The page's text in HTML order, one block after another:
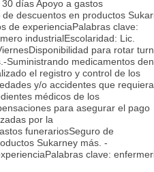
días Apoyo a gastos
descuentos en productos
de experienciaPalabras clave:
industrialEscolaridad: Lic.
para rotar
Suministrando medicamentos
el registro y control de los
y/o accidentes que
médicos de los
para asegurar el pago
por la
funerariosSeguro de
Sukarney más. -
clave: